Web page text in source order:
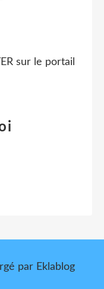
sur le portail
par Eklablog